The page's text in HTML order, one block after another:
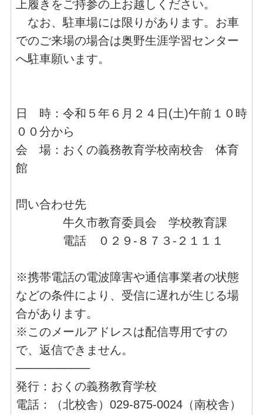
上履きをご持参の上お越しください。
なお、駐車場には限りがあります。お車
でのご来場の場合は奥野生涯学習センター
へ駐車願います。
日 時：令和５年６月２４日(土)午前１０時
００分から
会 場：おくの義務教育学校南校舎 体育
館
問い合わせ先
牛久市教育委員会 学校教育課
電話 ０２９-８７３-２１１１
※携帯電話の電波障害や通信事業者の状態
などの条件により、受信に遅れが生じる場
合があります。
※このメールアドレスは配信専用ですの
で、返信できません。
─────────
発行：おくの義務教育学校
電話：（北校舎）029-875-0024（南校舎）